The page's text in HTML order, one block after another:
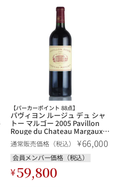
【パーカーポイント 88点】
パヴィヨン ルージュ デュ シャ
トー マルゴー 2005 Pavillon
Rouge du Chateau Margaux
フランス ボルドー 赤ワイン
通常販売価格（税込） ¥66,000
会員メンバー価格（税込）
¥59,800